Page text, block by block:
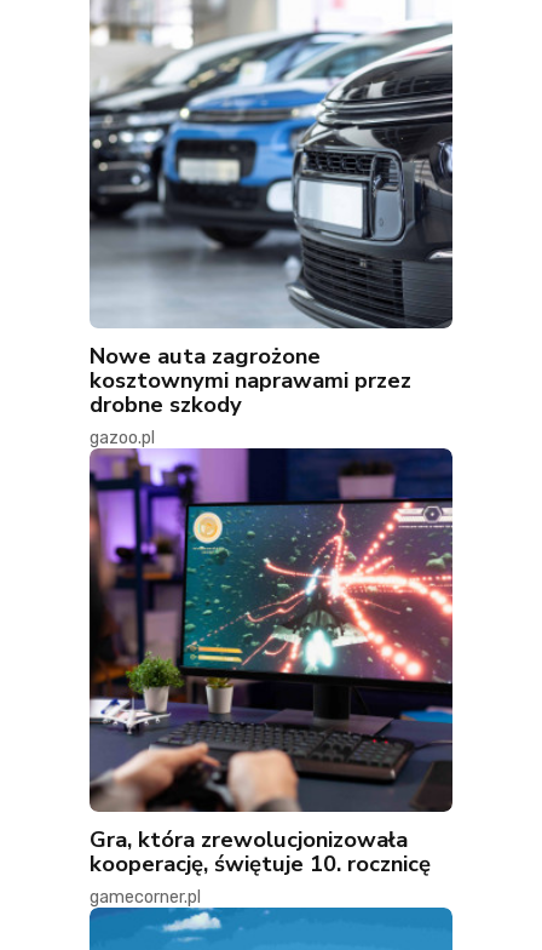
Nowe auta zagrożone
kosztownymi naprawami przez
drobne szkody
gazoo.pl
Gra, która zrewolucjonizowała
kooperację, świętuje 10. rocznicę
gamecorner.pl